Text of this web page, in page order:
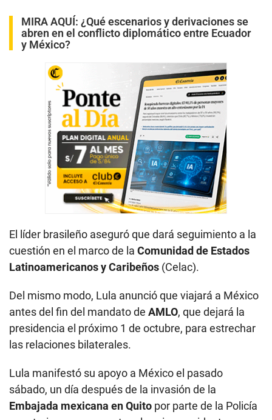
MIRA AQUÍ: ¿Qué escenarios y derivaciones se
abren en el conflicto diplomático entre Ecuador
y México?
El líder brasileño aseguró que dará seguimiento a la
cuestión en el marco de la Comunidad de Estados
Latinoamericanos y Caribeños (Celac).
Del mismo modo, Lula anunció que viajará a México
antes del fin del mandato de AMLO, que dejará la
presidencia el próximo 1 de octubre, para estrechar
las relaciones bilaterales.
Lula manifestó su apoyo a México el pasado
sábado, un día después de la invasión de la
Embajada mexicana en Quito por parte de la Policía